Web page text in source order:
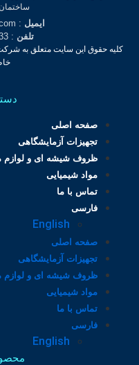
ساختمان
ایمیل: info@faratajhizlab.com
تلفن: 33370233 41 0098
کلیه حقوق این سایت متعلق به شرکت
صفحه اصلی
تجهیزات آزمایشگاهی
ظروف شیشه ای و لوازم
مواد شیمیایی
تماس با ما
فارسی
English
صفحه اصلی
تجهیزات آزمایشگاهی
ظروف شیشه ای و لوازم
مواد شیمیایی
تماس با ما
فارسی
English